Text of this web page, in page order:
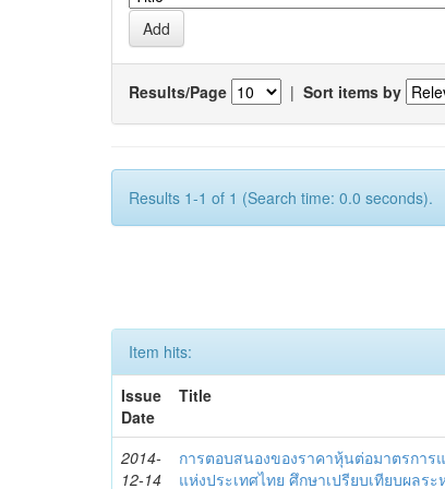
Results/Page | Sort items by
Results 1-1 of 1 (Search time: 0.0 seconds).
Item hits:
Issue
Date
Title
2014-
12-14
การตอบสนองของราคาหุ้นต่อมาตรกา
แห่งประเทศไทย ศึกษาเปรียบเทียบผลร